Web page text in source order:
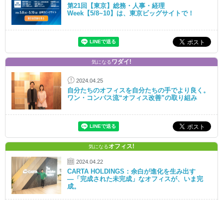
第21回【東京】総務・人事・経理
Week【5/8~10】は、東京ビッグサイトで！
気になるワダイ!
2024.04.25
自分たちのオフィスを自分たちの手でより良く。
ワン・コンパス流“オフィス改善”の取り組み
気になるオフィス!
2024.04.22
CARTA HOLDINGS：余白が進化を生み出す
―「完成された未完成」なオフィスが、いま完
成。